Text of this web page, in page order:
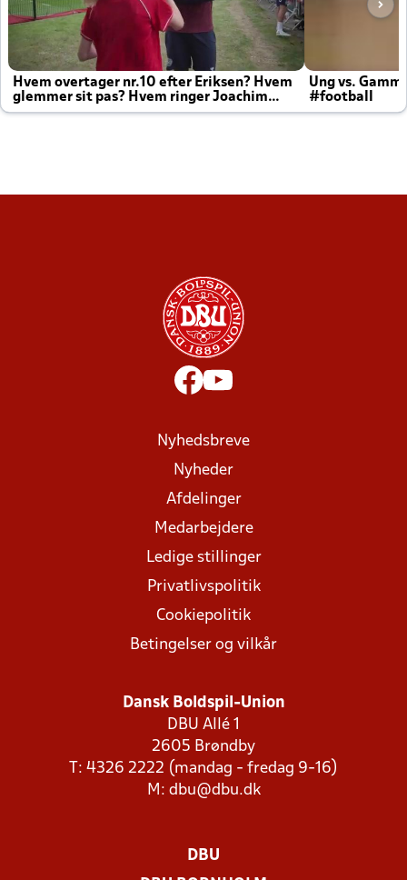
Hvem overtager nr.10 efter Eriksen? Hvem
glemmer sit pas? Hvem ringer Joachim
altid til efter kampe?
Ung vs.
#football
Nyhedsbreve
Nyheder
Afdelinger
Medarbejdere
Ledige stillinger
Privatlivspolitik
Cookiepolitik
Betingelser og vilkår
Dansk Boldspil-Union
DBU Allé 1
2605 Brøndby
T: 4326 2222 (mandag - fredag 9-16)
M: dbu@dbu.dk
DBU